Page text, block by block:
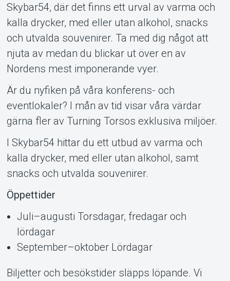
Skybar54, där det finns ett urval av varma och
kalla drycker, med eller utan alkohol, snacks
och utvalda souvenirer. Ta med dig något att
njuta av medan du blickar ut över en av
Nordens mest imponerande vyer.
Är du nyfiken på våra konferens- och
eventlokaler? I mån av tid visar våra värdar
gärna fler av Turning Torsos exklusiva miljöer.
I Skybar54 hittar du ett utbud av varma och
kalla drycker, med eller utan alkohol, samt
snacks och utvalda souvenirer.
Öppettider
Juli–augusti Torsdagar, fredagar och
lördagar
September–oktober Lördagar
Biljetter och besökstider släpps löpande. Vi